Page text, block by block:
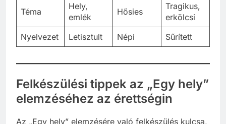
Téma
Hely,
emlék
Hősies
Tragikus,
erkölcsi
Nyelvezet
Letisztult Népi Sűrített
Felkészülési tippek az „Egy hely”
elemzéséhez az érettségin
Az „Egy hely” elemzésére való felkészülés kulcsa,